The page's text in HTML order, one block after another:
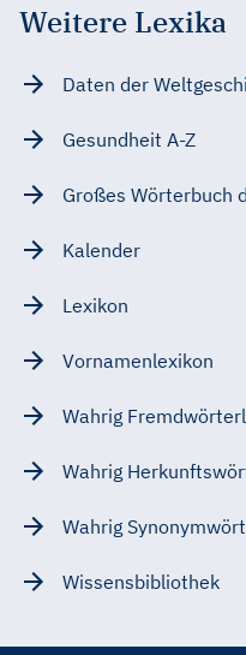
Weitere Lexika
Daten der
Gesundheit A-Z
Großes Wörterbuch
Kalender
Lexikon
Vornamenlexikon
Wahrig
Wahrig
Wahrig
Wissensbibliothek